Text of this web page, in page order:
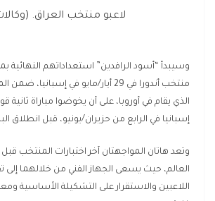
لاعبو منتخب العراق.
وسيبدأ “أسود الرافدين” استعداداتهم النهائية
منتخب أندورا في 29 أيار/مايو في
الذي يقام في أوروبا، على أن يخوضوا مباراة ثانية
إسبانيا في الرابع من حزيران/يونيو، قبل انطلاق
وتعد هاتان المواجهتان آخر اختبارات المنتخب
العالم، حيث يسعى الجهاز الفني من خلالهما إلى
اللاعبين والاستقرار على التشكيلة الأساسية